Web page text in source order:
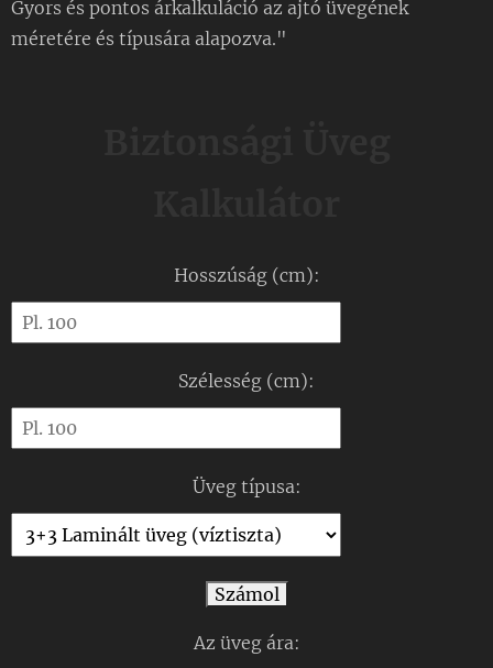
Gyors és pontos árkalkuláció az ajtó üvegének
méretére és típusára alapozva."
Hosszúság (cm):
Szélesség (cm):
Üveg típusa:
Számol
Az üveg ára: